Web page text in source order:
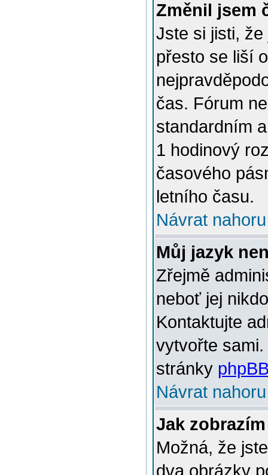
Změnil jsem
Jste si jisti,
přesto se liší
čas. Fórum
standardním
1 hodinový
časového
letního času.
Návrat nahoru
Můj jazyk
Zřejmě
neboť jej
Kontaktujte
vytvořte
stránky
Návrat nahoru
Jak
Možná, že
dva obrázky